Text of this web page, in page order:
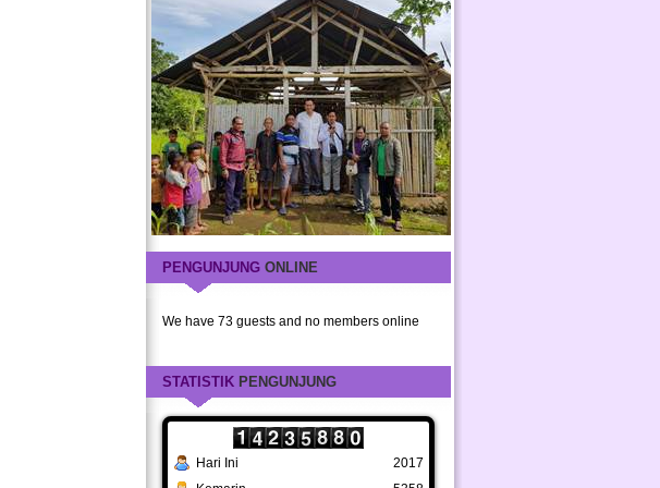
PENGUNJUNGONLINE
We have 73 guests and no members online
STATISTIKPENGUNJUNG
Hari Ini
2017